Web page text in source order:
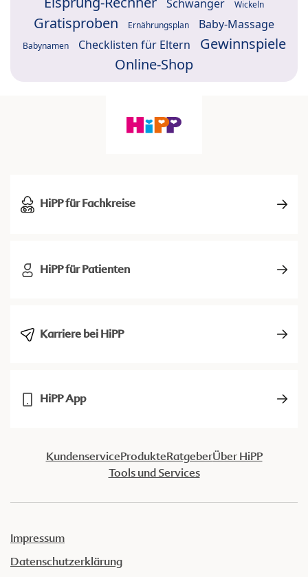
Schwanger Wickeln
Gratisproben Ernährungsplan Baby-Massage
Babynamen Checklisten für Eltern
Gewinnspiele
Online-Shop
HiPP für Fachkreise
HiPP für Patienten
Karriere bei HiPP
HiPP App
KundenserviceProdukteRatgeberÜber HiPP
Tools und Services
Impressum
Datenschutzerklärung